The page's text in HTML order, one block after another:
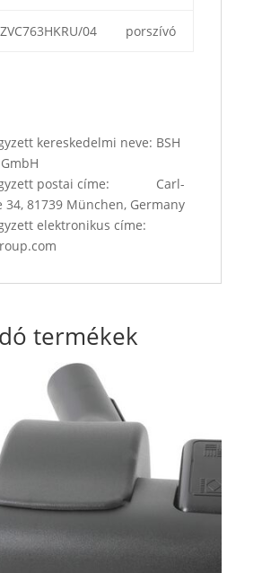
ZVC763HKRU/04 porszívó
kereskedelmi neve: BSH
postai címe: Carl-
34, 81739 München, Germany
elektronikus címe:
termékek